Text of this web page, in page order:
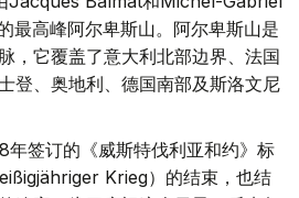
最高峰阿尔卑斯山。阿尔卑斯山是
，它覆盖了意大利北部边界、法国
登、奥地利、德国南部及斯洛文尼
年签订的《威斯特伐利亚和约》标
Krieg）的结束，也结